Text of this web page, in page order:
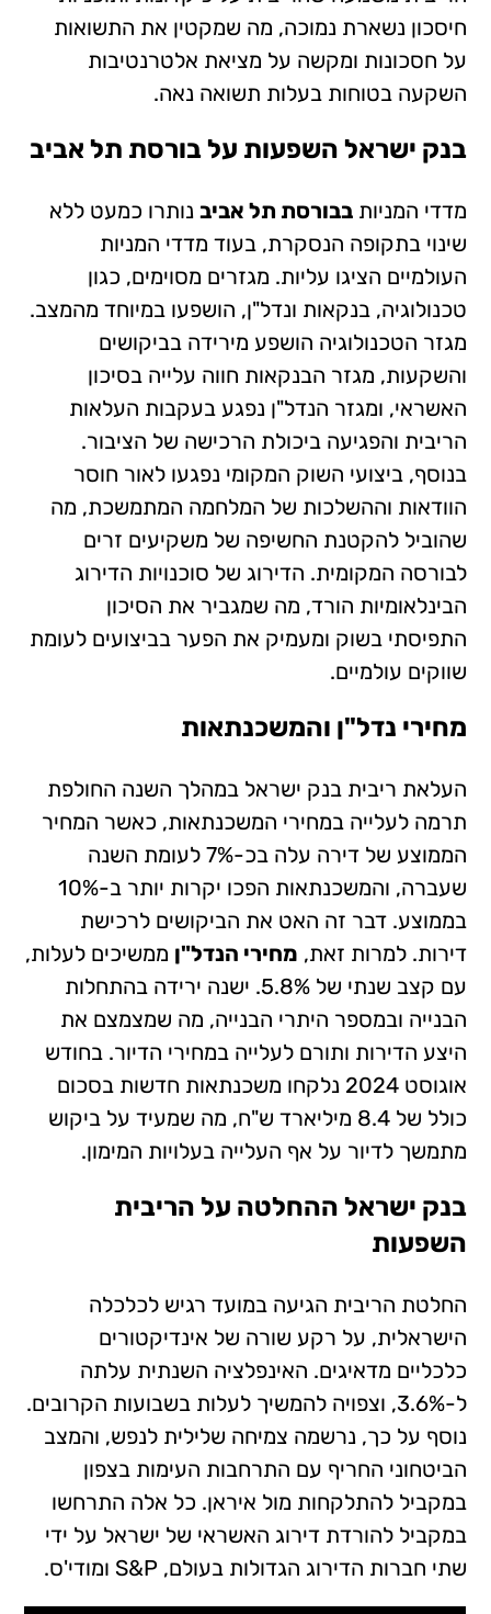
חיסכון נשארת נמוכה, מה שמקטין את התשואות
על חסכונות ומקשה על מציאת אלטרנטיבות
השקעה בטוחות בעלות תשואה נאה.
בנק ישראל השפעות על בורסת תל אביב
מדדי המניותבבורסת תל אביב נותרו כמעט ללא
שינוי בתקופה הנסקרת, בעוד מדדי המניות
העולמיים הציגו עליות. מגזרים מסוימים, כגון
טכנולוגיה, בנקאות ונדל"ן, הושפעו במיוחד מהמצב.
מגזר הטכנולוגיה הושפע מירידה בביקושים
והשקעות, מגזר הבנקאות חווה עלייה בסיכון
האשראי, ומגזר הנדל"ן נפגע בעקבות העלאות
הריבית והפגיעה ביכולת הרכישה של הציבור.
בנוסף, ביצועי השוק המקומי נפגעו לאור חוסר
הוודאות וההשלכות של המלחמה המתמשכת, מה
שהוביל להקטנת החשיפה של משקיעים זרים
לבורסה המקומית. הדירוג של סוכנויות הדירוג
הבינלאומיות הורד, מה שמגביר את הסיכון
התפיסתי בשוק ומעמיק את הפער בביצועים לעומת
שווקים עולמיים.
מחירי נדל"ן והמשכנתאות
העלאת ריבית בנק ישראל במהלך השנה החולפת
תרמה לעלייה במחירי המשכנתאות, כאשר המחיר
הממוצע של דירה עלה בכ-7% לעומת השנה
שעברה, והמשכנתאות הפכו יקרות יותר ב-10%
בממוצע. דבר זה האט את הביקושים לרכישת
דירות. למרות זאת, מחירי הנדל"ן ממשיכים לעלות,
עם קצב שנתי של 5.8%. ישנה ירידה בהתחלות
הבנייה ובמספר היתרי הבנייה, מה שמצמצם את
היצע הדירות ותורם לעלייה במחירי הדיור. בחודש
אוגוסט 2024 נלקחו משכנתאות חדשות בסכום
כולל של 8.4 מיליארד ש"ח, מה שמעיד על ביקוש
מתמשך לדיור על אף העלייה בעלויות המימון.
בנק ישראל ההחלטה על הריבית
השפעות
החלטת הריבית הגיעה במועד רגיש לכלכלה
הישראלית, על רקע שורה של אינדיקטורים
כלכליים מדאיגים. האינפלציה השנתית עלתה
ל-3.6%, וצפויה להמשיך לעלות בשבועות הקרובים.
נוסף על כך, נרשמה צמיחה שלילית לנפש, והמצב
הביטחוני החריף עם התרחבות העימות בצפון
במקביל להתלקחות מול איראן. כל אלה התרחשו
במקביל להורדת דירוג האשראי של ישראל על ידי
שתי חברות הדירוג הגדולות בעולם, S&P ומודי'ס.